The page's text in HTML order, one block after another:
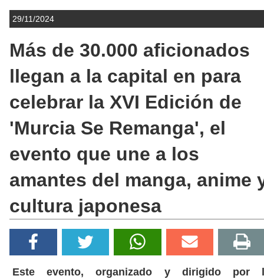
29/11/2024
Más de 30.000 aficionados
llegan a la capital en para
celebrar la XVI Edición de
'Murcia Se Remanga', el
evento que une a los
amantes del manga, anime
cultura japonesa
Este evento, organizado y dirigido por